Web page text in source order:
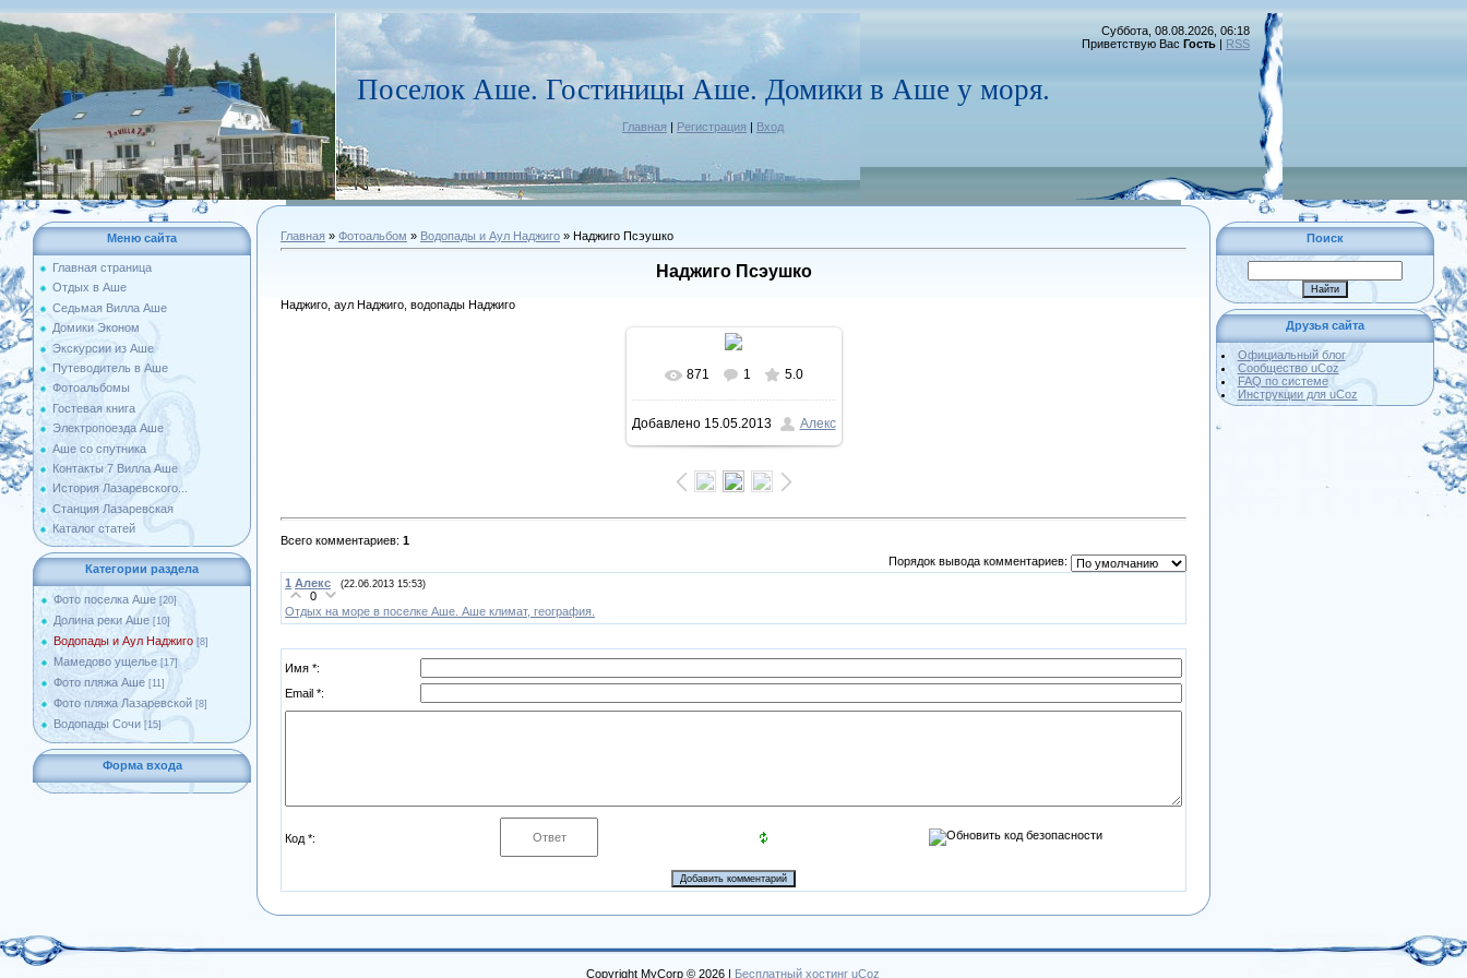
Поселок Аше. Гостиницы Аше. Домики в Аше у моря.
Главная | Регистрация | Вход
Суббота, 08.08.2026, 06:18
Приветствую Вас Гость | RSS
Меню сайта
Главная страница
Отдых в Аше
Седьмая Вилла Аше
Домики Эконом
Экскурсии из Аше
Путеводитель в Аше
Фотоальбомы
Гостевая книга
Электропоезда Аше
Аше со спутника
Контакты 7 Вилла Аше
История Лазаревского...
Станция Лазаревская
Каталог статей
Категории раздела
Фото поселка Аше [20]
Долина реки Аше [10]
Водопады и Аул Наджиго [8]
Мамедово ущелье [17]
Фото пляжа Аше [11]
Фото пляжа Лазаревской [8]
Водопады Сочи [15]
Форма входа
Главная » Фотоальбом » Водопады и Аул Наджиго » Наджиго Псэушко
Наджиго Псэушко
Наджиго, аул Наджиго, водопады Наджиго
В реальном размере
845x634/ 126.0Kb
871 1 5.0
Добавлено15.05.2013 Алекс
Всего комментариев: 1
Порядок вывода комментариев:
1 Алекс (22.06.2013 15:53)
0
Отдых на море в поселке Аше. Аше климат, география.
Имя *:
Email *:
Код *:
Поиск
Друзья сайта
Официальный блог
Сообщество uCoz
FAQ по системе
Инструкции для uCoz
Copyright MyCorp © 2026 | Бесплатный хостинг uCoz